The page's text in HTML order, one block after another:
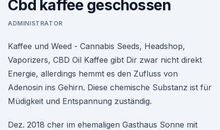
Cbd kaffee geschossen
ADMINISTRATOR
Kaffee und Weed - Cannabis Seeds, Headshop,
Vaporizers, CBD Oil Kaffee gibt Dir zwar nicht direkt
Energie, allerdings hemmt es den Zufluss von
Adenosin ins Gehirn. Diese chemische Substanz ist für
Müdigkeit und Entspannung zuständig.
Dez. 2018 cher im ehemaligen Gasthaus Sonne mit